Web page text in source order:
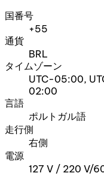
国番号
+55
通貨
BRL
タイムゾーン
UTC-05:00,
02:00
言語
ポルトガル語
走行側
右側
電源
127 V / 220 V/